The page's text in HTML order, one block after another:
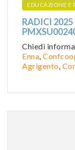
EDUCAZIONE E
RADICI
Chiedi
Enna,
Agrigento,